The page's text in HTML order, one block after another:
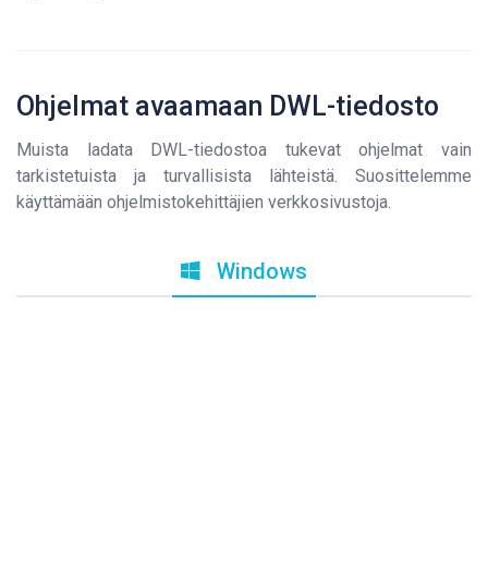
Ohjelmat avaamaan DWL-tiedosto
Muista ladata DWL-tiedostoa tukevat ohjelmat vain
tarkistetuista ja turvallisista lähteistä. Suosittelemme
käyttämään ohjelmistokehittäjien verkkosivustoja.
Windows